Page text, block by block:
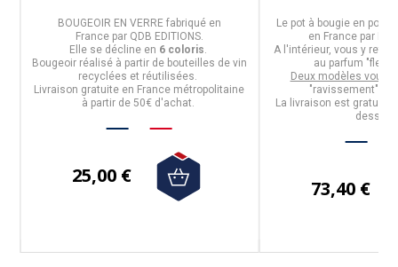
BOUGEOIR EN VERRE fabriqué en
Francepar QDB EDITIONS.
Elle se décline en 6 coloris.
Bougeoir réalisé à partir de bouteilles de vin
recyclées et réutilisées.
Livraison gratuite en France métropolitaine
à partir de 50€ d'achat.
25,00 €
Le pot à bougieen
en Francepar
A l'intérieur, vous y
au parfum "fleur
Deux modèles vous
"ravissement" ou
La livraison est gratuite
73,40 €